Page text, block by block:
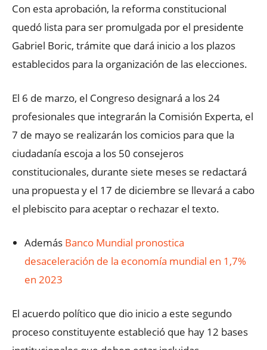
Con esta aprobación, la reforma constitucional
quedó lista para ser promulgada por el presidente
Gabriel Boric, trámite que dará inicio a los plazos
establecidos para la organización de las elecciones.
El 6 de marzo, el Congreso designará a los 24
profesionales que integrarán la Comisión Experta, el
7 de mayo se realizarán los comicios para que la
ciudadanía escoja a los 50 consejeros
constitucionales, durante siete meses se redactará
una propuesta y el 17 de diciembre se llevará a cabo
el plebiscito para aceptar o rechazar el texto.
Además Banco Mundial pronostica
desaceleración de la economía mundial en 1,7%
en 2023
El acuerdo político que dio inicio a este segundo
proceso constituyente estableció que hay 12 bases